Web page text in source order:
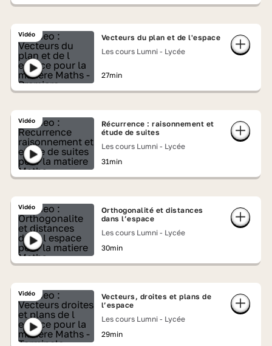
Vidéo
Vecteurs du plan et de l'espace
Les cours Lumni - Lycée
27min
Vidéo
Récurrence : raisonnement et
étude de suites
Les cours Lumni - Lycée
31min
Vidéo
Orthogonalité et distances
dans l’espace
Les cours Lumni - Lycée
30min
Vidéo
Vecteurs, droites et plans de
l’espace
Les cours Lumni - Lycée
29min